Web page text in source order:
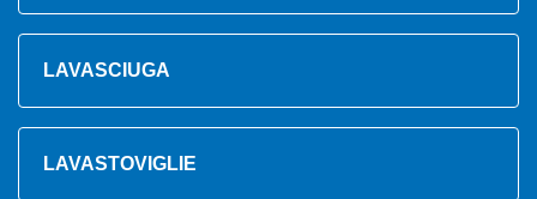
LAVASCIUGA
LAVASTOVIGLIE